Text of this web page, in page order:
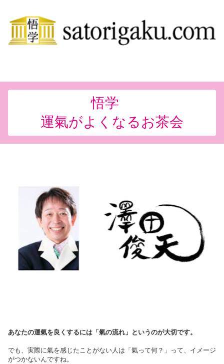
悟学
運氣がよくなるお茶会
あなたの運氣を良くするには「氣の流れ」というのが大切です。
でも、実際に氣を感じたことがない人は「氣って何？」って、イメージ
がつかないんですね。